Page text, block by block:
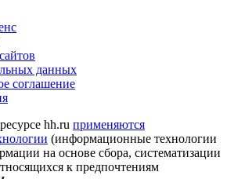
данных
соглашение
hh.ru применяются
(информационные технологии
на основе сбора, систематизации
к предпочтениям